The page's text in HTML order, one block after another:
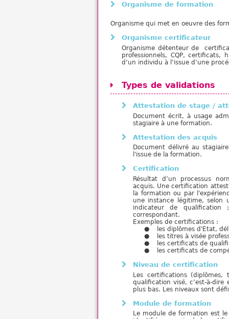
Organisme de formation
Organisme qui met en oeuvre des
Organisme certificateur
Organisme détenteur de
professionnels, CQP, certificats,
d’un individu à l’issue d’une
Types de validations
Attestation de stage /
Document écrit, à usage
stagiaire à une formation.
Attestation des acquis
Document délivré au
l'issue de la formation.
Certification
Résultat d’un processus
acquis. Une certification
la formation ou par
une instance légitime,
indicateur de
correspondant.
Exemples de certifications :
les diplômes d'Etat,
les titres à visée
les certificats de
les certificats de
Niveau de certification
Les certifications (diplômes,
qualification visé, c’est-à-
plus bas. Les niveaux sont
Module de formation
Le module de formation est